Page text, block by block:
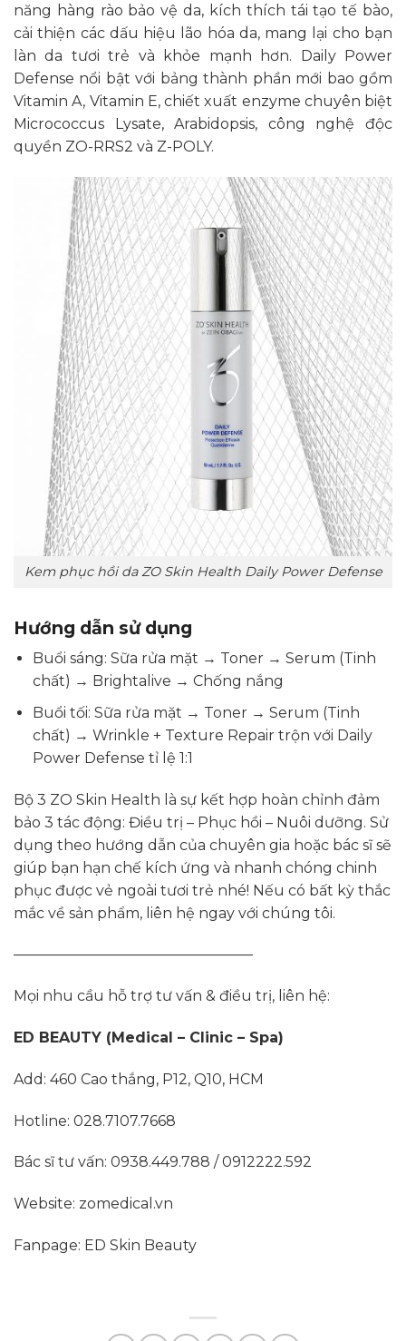
năng hàng rào bảo vệ da, kích thích tái tạo tế bào,
cải thiện các dấu hiệu lão hóa da, mang lại cho bạn
làn da tươi trẻ và khỏe mạnh hơn. Daily Power
Defense nổi bật với bảng thành phần mới bao gồm
Vitamin A, Vitamin E, chiết xuất enzyme chuyên biệt
Micrococcus Lysate, Arabidopsis, công nghệ độc
quyền ZO-RRS2 và Z-POLY.
Kem phục hồi da ZO Skin Health Daily Power Defense
Hướng dẫn sử dụng
Buổi sáng: Sữa rửa mặt → Toner → Serum (Tinh
chất) → Brightalive → Chống nắng
Buổi tối: Sữa rửa mặt → Toner → Serum (Tinh
chất) → Wrinkle + Texture Repair trộn với Daily
Power Defense tỉ lệ 1:1
Bộ 3 ZO Skin Health là sự kết hợp hoàn chỉnh đảm
bảo 3 tác động: Điều trị – Phục hồi – Nuôi dưỡng. Sử
dụng theo hướng dẫn của chuyên gia hoặc bác sĩ sẽ
giúp bạn hạn chế kích ứng và nhanh chóng chinh
phục được vẻ ngoài tươi trẻ nhé! Nếu có bất kỳ thắc
mắc về sản phẩm, liên hệ ngay với chúng tôi.
————————————————–
Mọi nhu cầu hỗ trợ tư vấn & điều trị, liên hệ:
ED BEAUTY (Medical – Clinic – Spa)
Add: 460 Cao thắng, P12, Q10, HCM
Hotline: 028.7107.7668
Bác sĩ tư vấn: 0938.449.788 / 0912222.592
Website: zomedical.vn
Fanpage: ED Skin Beauty